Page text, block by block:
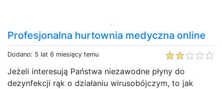
Profesjonalna hurtownia medyczna online
Dodano: 5 lat 6 miesięcy temu
Jeżeli interesują Państwa niezawodne płyny do
dezynfekcji rąk o działaniu wirusobójczym, to jak